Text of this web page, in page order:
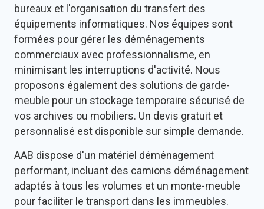
bureaux et l'organisation du transfert des
équipements informatiques. Nos équipes sont
formées pour gérer les déménagements
commerciaux avec professionnalisme, en
minimisant les interruptions d'activité. Nous
proposons également des solutions de garde-
meuble pour un stockage temporaire sécurisé de
vos archives ou mobiliers. Un devis gratuit et
personnalisé est disponible sur simple demande.
AAB dispose d'un matériel déménagement
performant, incluant des camions déménagement
adaptés à tous les volumes et un monte-meuble
pour faciliter le transport dans les immeubles.